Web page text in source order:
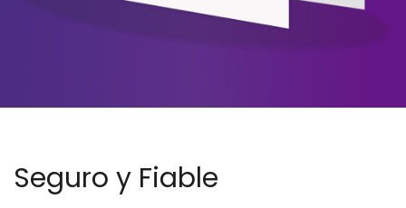
Seguro y Fiable